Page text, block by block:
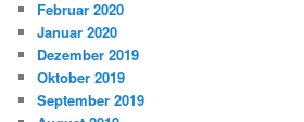
Februar 2020
Januar 2020
Dezember 2019
Oktober 2019
September 2019